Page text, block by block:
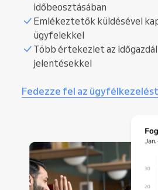
időbeosztásában
Emlékeztetők küldésével
ügyfelekkel
Több értekezlet az
jelentésekkel
Fedezze fel az ügyfélkezelést